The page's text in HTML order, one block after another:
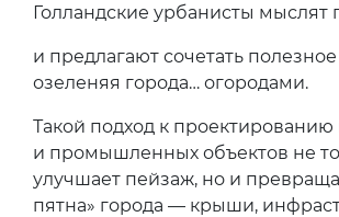
Голландские урбанисты мыслят
и предлагают сочетать
озеленяя города… огородами.
Такой подход к проектированию
и промышленных объектов не
улучшает пейзаж, но и
пятна» города — крыши,